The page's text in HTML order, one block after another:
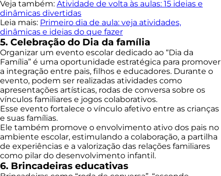
Veja também: Atividade de volta às aulas: 15 ideias e
dinâmicas divertidas
Leia mais: Primeiro dia de aula: veja atividades,
dinâmicas e ideias do que fazer
5. Celebração do Dia da família
Organizar um evento escolar dedicado ao “Dia da
Família” é uma oportunidade estratégica para promover
a integração entre pais, filhos e educadores. Durante o
evento, podem ser realizadas atividades como
apresentações artísticas, rodas de conversa sobre os
vínculos familiares e jogos colaborativos.
Esse evento fortalece o vínculo afetivo entre as crianças
e suas famílias.
Ele também promove o envolvimento ativo dos pais no
ambiente escolar, estimulando a colaboração, a partilha
de experiências e a valorização das relações familiares
como pilar do desenvolvimento infantil.
6. Brincadeiras educativas